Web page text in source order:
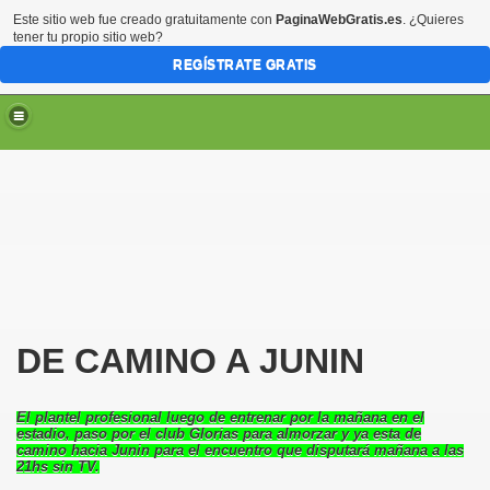
DE CAMINO A JUNIN
El plantel profesional luego de entrenar por la mañana en el
estadio, paso por el club Glorias para almorzar y ya esta de
camino hacia Junin para el encuentro que disputará mañana a las
21hs sin TV.
Este sitio web fue creado gratuitamente con PaginaWebGratis.es. ¿Quieres
tener tu propio sitio web?
REGÍSTRATE GRATIS